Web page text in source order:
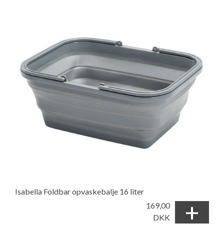
Isabella Foldbar opvaskebalje 16 liter
169,00
DKK
+